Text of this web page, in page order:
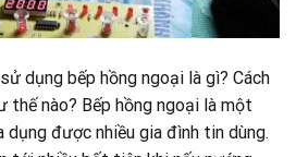
dụng bếp hồng ngoại là gì? Cách
thế nào? Bếp hồng ngoại là một
được nhiều gia đình tin dùng.